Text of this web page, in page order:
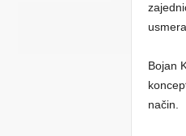
Bojan
način.